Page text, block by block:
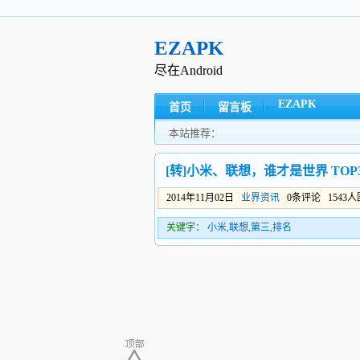
EZAPK
尽在Android
首页 留言板 EZAPK
本站推荐：
[转]小米、联想，谁才是世界
2014年11月02日 业界资讯 0条评论 1543人
关键字： 小米,联想,第三,排名